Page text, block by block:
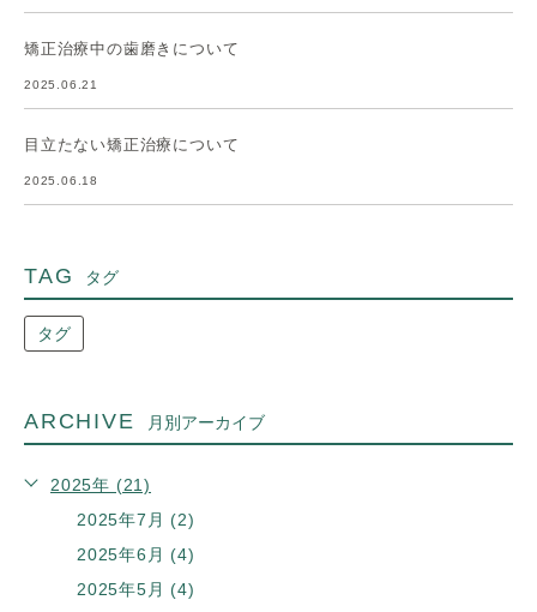
矯正治療中の歯磨きについて
2025.06.21
目立たない矯正治療について
2025.06.18
TAG タグ
タグ
ARCHIVE 月別アーカイブ
2025年 (21)
2025年7月 (2)
2025年6月 (4)
2025年5月 (4)